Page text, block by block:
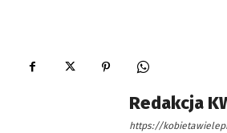
Redakcja
https://